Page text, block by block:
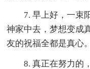
7. 早上好，一束
神家中去，梦想变成
友的祝福全都是真心。
8. 真正在努力的